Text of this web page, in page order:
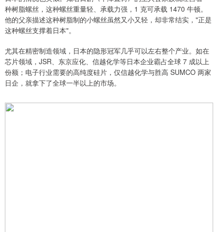
种树脂螺丝，这种螺丝重量轻、承载力强，1 克可承载 1470 牛顿。
他的父亲描述这种树脂制的小螺丝虽然又小又轻，却非常结实，"正是
这种螺丝支撑着日本"。
尤其在精密制造领域，日本的隐形冠军几乎可以左右整个产业。如在
芯片领域，JSR、东京应化、信越化学等日本企业霸占全球 7 成以上
份额；电子行业需要的高纯度硅片，仅信越化学与胜高 SUMCO 两家
日企，就拿下了全球一半以上的市场。